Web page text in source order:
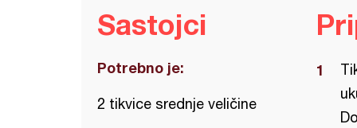
Sastojci
Potrebno je:
2 tikvice srednje veličine